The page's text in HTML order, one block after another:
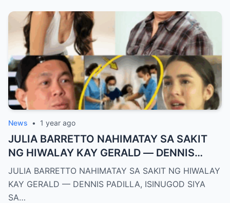
News • 1 year ago
JULIA BARRETTO NAHIMATAY SA SAKIT
NG HIWALAY KAY GERALD — DENNIS
PADILLA, ISINUGOD SIYA SA OSPITAL SA
GITNA NG PAGHIYAW!
JULIA BARRETTO NAHIMATAY SA SAKIT NG HIWALAY
KAY GERALD — DENNIS PADILLA, ISINUGOD SIYA
SA…